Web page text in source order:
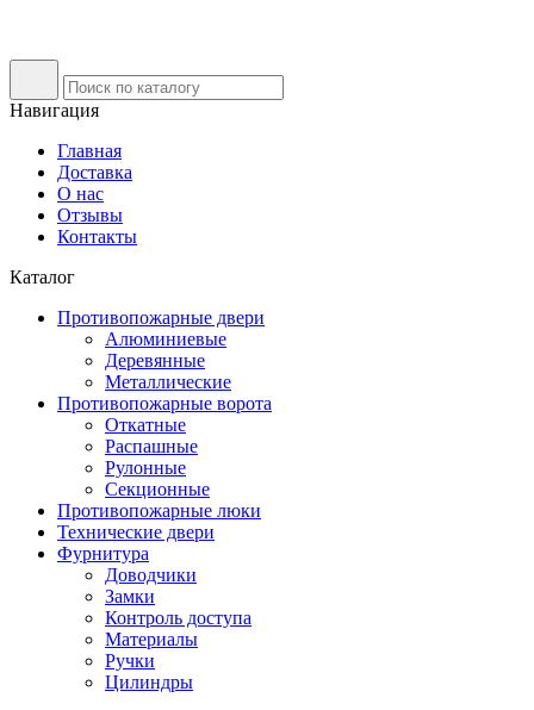
Навигация
Главная
Доставка
О нас
Отзывы
Контакты
Каталог
Противопожарные двери
Алюминиевые
Деревянные
Металлические
Противопожарные ворота
Откатные
Распашные
Рулонные
Секционные
Противопожарные люки
Технические двери
Фурнитура
Доводчики
Замки
Контроль доступа
Материалы
Ручки
Цилиндры